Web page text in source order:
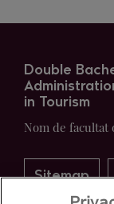
Double
in Tourism
Nom de facultat
Sitemap